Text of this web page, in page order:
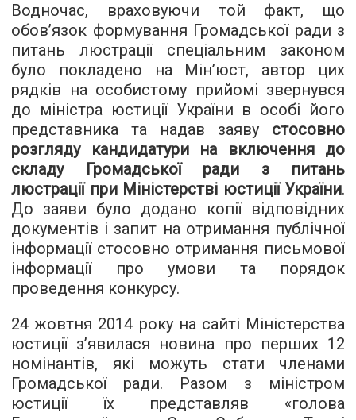
Водночас, враховуючи той факт, що
обов’язок формування Громадської ради з
питань люстрації спеціальним законом
було покладено на Мін’юст, автор цих
рядків на особистому прийомі звернувся
до міністра юстиції України в особі його
представника та надав заяву стосовно
розгляду кандидатури на включення до
складу Громадської ради з питань
люстрації при Міністерстві юстиції України.
До заяви було додано копії відповідних
документів і запит на отримання публічної
інформації стосовно отримання письмової
інформації про умови та порядок
проведення конкурсу.
24 жовтня 2014 року на сайті Міністерства
юстиції з’явилася новина про перших 12
номінантів, які можуть стати членами
Громадської ради. Разом з міністром
юстиції їх представляв «голова